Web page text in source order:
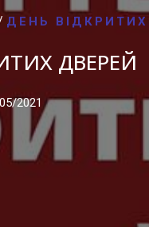
ДЕНЬ
ДВЕРЕЙ
2021